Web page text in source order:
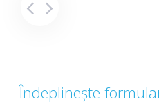
Îndeplinește